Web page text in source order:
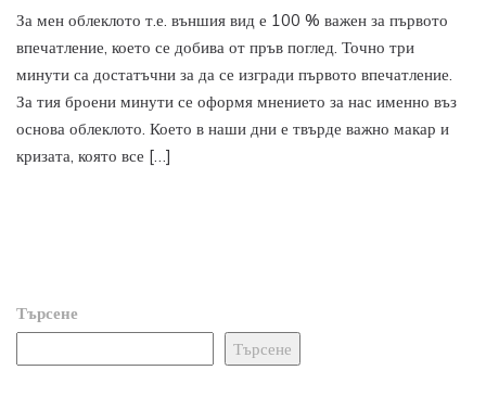
За мен облеклото т.е. външия вид е 100 % важен за първото
впечатление, което се добива от пръв поглед. Точно три
минути са достатъчни за да се изгради първото впечатление.
За тия броени минути се оформя мнението за нас именно въз
основа облеклото. Което в наши дни е твърде важно макар и
кризата, която все […]
Търсене
Търсене